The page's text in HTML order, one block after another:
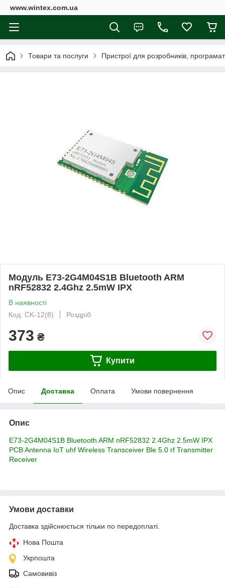
www.wintex.com.ua
Товари та послуги Пристрої для розробників,
Модуль E73-2G4M04S1B Bluetooth ARM
nRF52832 2.4Ghz 2.5mW IPX
В наявності
Код: CK-12(8)
Роздріб
373 ₴
Купити
Опис Доставка Оплата Умови повернення
Опис
E73-2G4M04S1B Bluetooth ARM nRF52832 2.4Ghz 2.5mW IPX
PCB Antenna IoT uhf Wireless Transceiver Ble 5.0 rf Transmitter
Receiver
Умови доставки
Доставка здійснюється тільки по передоплаті.
Нова Пошта
Укрпошта
Самовивіз